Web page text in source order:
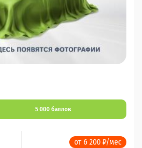
5 000 баллов
от 6 200 ₽/мес